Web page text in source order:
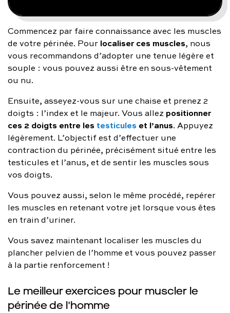
Commencez par faire connaissance avec les muscles
de votre périnée. Pour localiser ces muscles, nous
vous recommandons d’adopter une tenue légère et
souple : vous pouvez aussi être en sous-vêtement
ou nu.
Ensuite, asseyez-vous sur une chaise et prenez 2
doigts : l’index et le majeur. Vous allez positionner
ces 2 doigts entre les testicules et l’anus. Appuyez
légèrement. L’objectif est d’effectuer une
contraction du périnée, précisément situé entre les
testicules et l’anus, et de sentir les muscles sous
vos doigts.
Vous pouvez aussi, selon le même procédé, repérer
les muscles en retenant votre jet lorsque vous êtes
en train d’uriner.
Vous savez maintenant localiser les muscles du
plancher pelvien de l’homme et vous pouvez passer
à la partie renforcement !
Le meilleur exercices pour muscler le
périnée de l'homme